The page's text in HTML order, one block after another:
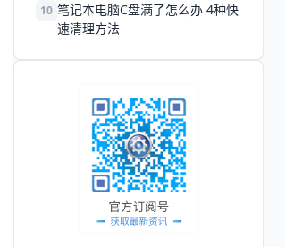
10 笔记本电脑C盘满了怎么办 4种快
速清理方法